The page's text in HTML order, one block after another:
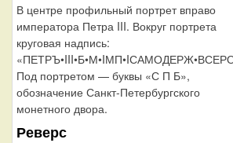
В центре профильный портрет вправо
императора Петра III. Вокруг портрета
круговая надпись:
Под портретом — буквы «С П Б»,
обозначение Санкт-Петербургского
монетного двора.
Реверс